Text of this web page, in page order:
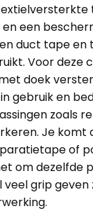
een
duct tape en
Voor deze
doek
gebruik en
zoals
Je komt
of
om dezelfde
veel grip geven